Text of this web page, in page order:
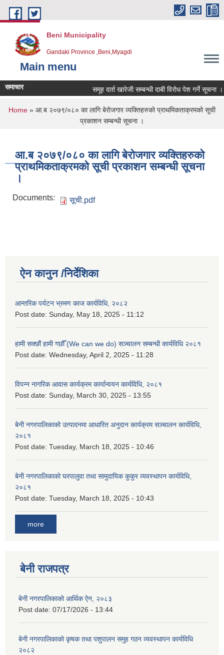
Skip to main content
Beni Municipality
Gandaki Province ,Beni,Myagdi
Main menu
समाचार समूह दर्ता खारेजी सम्बन्धी दाबी विरोध पेश गर्ने सूचना ।
You are here
Home » आ.ब २०७९/०८० का लागि बेरोजगार व्यक्तिहरुको प्राथमिकताक्रमको सूची
प्रकाशन सम्बन्धी सूचना ।
आ.ब २०७९/०८० का लागि बेरोजगार व्यक्तिहरुको
प्राथमिकताक्रमको सूची प्रकाशन सम्बन्धी सूचना
।
Documents: सूची.pdf
ऐन कानुन /निर्देशिका
आन्तरिक पर्यटन भ्रमण काज कार्यविधि, २०८२
Post date: Sunday, May 18, 2025 - 11:12
हामी सक्छौं हामी गछौँ (We can we do) सञ्चालन सम्बन्धी कार्यविधि २०८१
Post date: Wednesday, April 2, 2025 - 11:28
विपन्न नागरिक आवास कार्यक्रम कार्यान्वयन कार्यविधि, २०८१
Post date: Sunday, March 30, 2025 - 13:55
बेनी नगरपालिकाको उत्पादनमा आधारित अनुदान कार्यक्रम सञ्‍चालन कार्यविधि,
२०८१
Post date: Tuesday, March 18, 2025 - 10:46
बेनी नगरपालिकाको घरपालुवा तथा सामुदायिक कुकुर व्यवस्थापन कार्यविधि,
२०८१
Post date: Tuesday, March 18, 2025 - 10:43
more
बेनी राजपत्र
बेनी नगरपालिकाको आर्थिक ऐन, २०८३
Post date: 07/17/2026 - 13:44
बेनी नगरपालिकाको कृषक तथा पशुपालन समुह गठन व्यवस्थापन कार्यविधि
२०८२